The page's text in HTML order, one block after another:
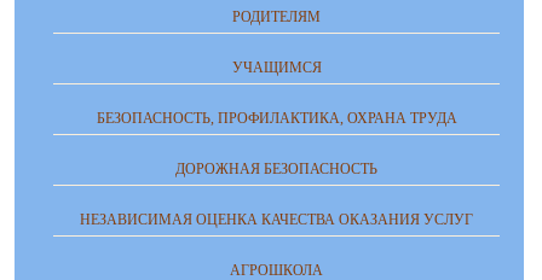
РОДИТЕЛЯМ
УЧАЩИМСЯ
БЕЗОПАСНОСТЬ, ПРОФИЛАКТИКА, ОХРАНА ТРУДА
ДОРОЖНАЯ БЕЗОПАСНОСТЬ
НЕЗАВИСИМАЯ ОЦЕНКА КАЧЕСТВА ОКАЗАНИЯ УСЛУГ
АГРОШКОЛА